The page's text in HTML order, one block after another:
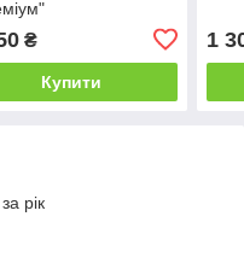
₴
Купити
1
рік